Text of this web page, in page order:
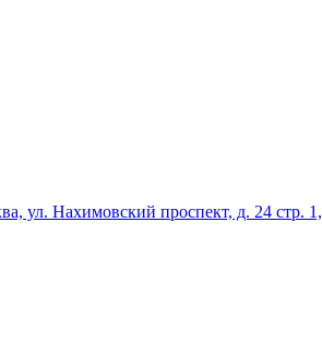
ул. Нахимовский проспект, д. 24 стр. 1,